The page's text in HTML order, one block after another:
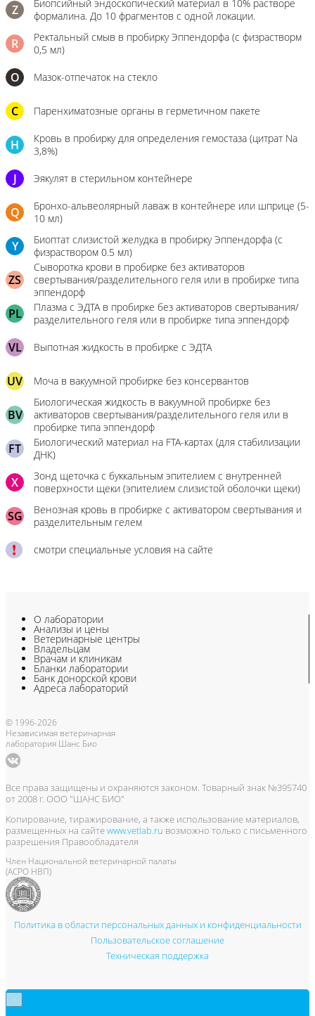
Z
Биопсийный эндоскопический материал в 10% растворе
формалина. До 10 фрагментов с одной локации.
R
Ректальный смыв в пробирку Эппендорфа (с физрастворм
0,5 мл)
О Мазок-отпечаток на стекло
C Паренхиматозные органы в герметичном пакете
H
Кровь в пробирку для определения гемостаза (цитрат Na
3,8%)
J Эякулят в стерильном контейнере
Q
Бронхо-альвеолярный лаваж в контейнере или шприце (5-
10 мл)
Y
Биоптат слизистой желудка в пробирку Эппендорфа (с
физраствором 0.5 мл)
ZS
Сыворотка крови в пробирке без активаторов
свертывания/разделительного геля или в пробирке типа
эппендорф
PL
Плазма с ЭДТА в пробирке без активаторов свертывания/
разделительного геля или в пробирке типа эппендорф
VL Выпотная жидкость в пробирке с ЭДТА
UV Моча в вакуумной пробирке без консервантов
BV
Биологическая жидкость в вакуумной пробирке без
активаторов свертывания/разделительного геля или в
пробирке типа эппендорф
FT
Биологический материал на FTA-картах (для стабилизации
ДНК)
X
Зонд щеточка с буккальным эпителием с внутренней
поверхности щеки (эпителием слизистой оболочки щеки)
SG
Венозная кровь в пробирке с активатором свертывания и
разделительным гелем
смотри специальные условия на сайте
О лаборатории
Анализы и цены
Ветеринарные центры
Владельцам
Врачам и клиникам
Бланки лаборатории
Банк донорской крови
Адреса лабораторий
© 1996-2026
Независимая ветеринарная
лаборатория Шанс Био
Все права защищены и охраняются законом. Товарный знак №395740
от 2008 г. ООО "ШАНС БИО"
Копирование, тиражирование, а также использование материалов,
размещенных на сайтеwww.vetlab.ru возможно только с письменного
разрешения Правообладателя
Член Национальной ветеринарной палаты
(АСРО НВП)
Политика в области персональных данных и конфиденциальности
Пользовательское соглашение
Техническая поддержка